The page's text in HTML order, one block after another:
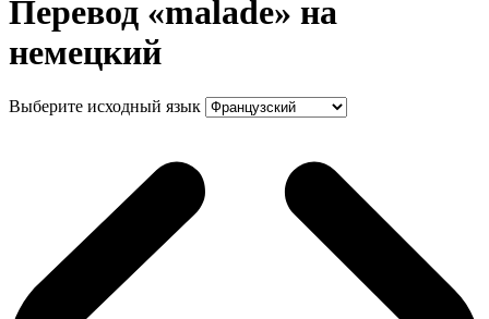
Перевод «malade» на
немецкий
Выберите исходный язык